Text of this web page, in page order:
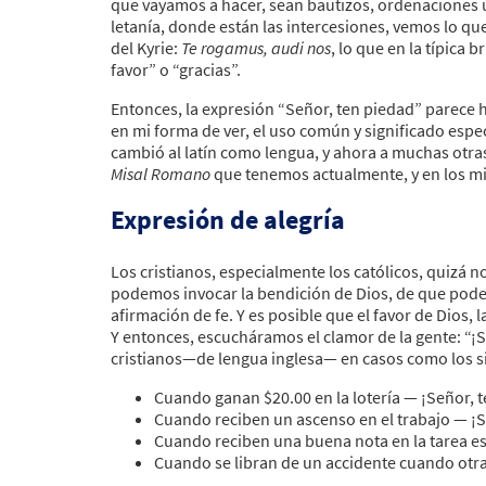
que vayamos a hacer, sean bautizos,
letanía, donde están las intercesiones, vemos lo
del Kyrie: Te rogamus, audi nos, lo que en la típica
favor” o “gracias”.
Entonces, la expresión “Señor, ten piedad”
en mi forma de ver, el uso común y significado
cambió al latín como lengua, y ahora a muchas
Misal Romanoque tenemos actualmente, y en los
Expresión de alegría
Los cristianos, especialmente los católicos, quizá
podemos invocar la bendición de Dios, de que
afirmación de fe. Y es posible que el favor de
Y entonces, escucháramos el clamor de la gente:
cristianos—de lengua inglesa— en casos como los
Cuando ganan $20.00 en la lotería — ¡Señor,
Cuando reciben un ascenso en el trabajo —
Cuando reciben una buena nota en la tarea
Cuando se libran de un accidente cuando